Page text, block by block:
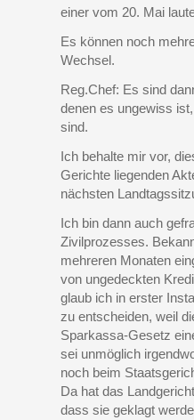
einer vom 20. Mai
Es können noch
Wechsel.
Reg.Chef: Es sind
denen es ungewiss
sind.
Ich behalte mir vor,
Gerichte liegenden
nächsten
Ich bin dann auch
Zivilprozesses.
mehreren Monaten
von ungedeckten
glaub ich in erster
zu entscheiden, weil
Sparkassa-Gesetz
sei unmöglich
noch beim
Da hat das
dass sie geklagt